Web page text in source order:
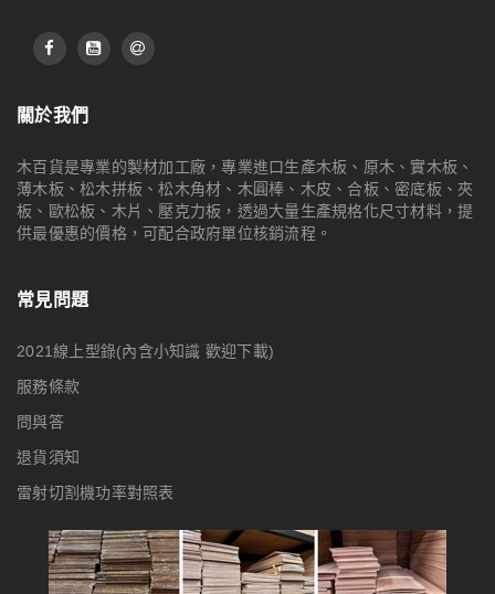
關於我們
木百貨是專業的製材加工廠，專業進口生產木板、原木、實木板、
薄木板、松木拼板、松木角材、木圓棒、木皮、合板、密底板、夾
板、歐松板、木片、壓克力板，透過大量生產規格化尺寸材料，提
供最優惠的價格，可配合政府單位核銷流程。
常見問題
2021線上型錄(內含小知識 歡迎下載)
服務條款
問與答
退貨須知
雷射切割機功率對照表